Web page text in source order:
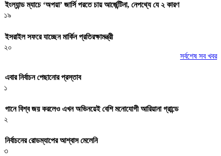
ইংল্যান্ড ম্যাচে ‘অপয়া’ জার্সি পরতে চায় আর্জেন্টিনা, নেপথ্যে যে ২ কারণ
১৯
ইসরাইল সফরে যাচ্ছেন মার্কিন প্রতিরক্ষামন্ত্রী
২০
সর্বশেষ সব খবর
এবার নির্বাচন পেছানোর প্রস্তাব
১
গানে বিশ্ব জয় করলেও এখন অভিনয়েই বেশি মনোযোগী আরিয়ানা গ্রান্ডে
২
নির্বাচনের রোডম্যাপের আশ্বাস মেলেনি
৩